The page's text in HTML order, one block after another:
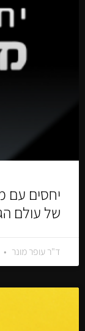
יחסים עם
של עולם
ד"ר עופר מונר